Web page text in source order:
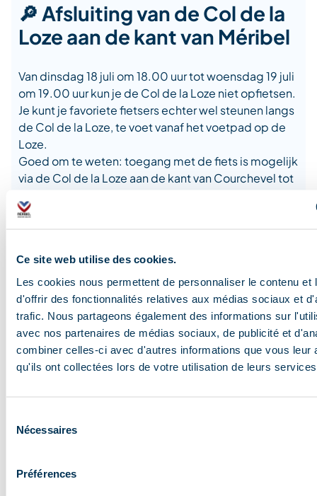
Ce site web utilise des cookies.
Les cookies nous permettent de personnaliser le contenu et
d'offrir des fonctionnalités relatives aux médias sociaux et
trafic. Nous partageons également des informations sur
avec nos partenaires de médias sociaux, de publicité et
combiner celles-ci avec d'autres informations que vous leur
qu'ils ont collectées lors de votre utilisation de leurs
Nécessaires
Préférences
🔎 Afsluiting van de Col de la
Loze aan de kant van Méribel
Van dinsdag 18 juli om 18.00 uur tot woensdag 19 juli
om 19.00 uur kun je de Col de la Loze niet opfietsen.
Je kunt je favoriete fietsers echter wel steunen langs
de Col de la Loze, te voet vanaf het voetpad op de
Loze.
Goed om te weten: toegang met de fiets is mogelijk
via de Col de la Loze aan de kant van Courchevel tot